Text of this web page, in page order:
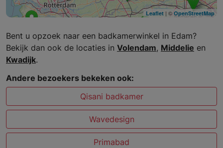
Leaflet | © OpenStreetMap
Bent u opzoek naar een badkamerwinkel in Edam?
Bekijk dan ook de locaties in Volendam, Middelie en
Kwadijk.
Andere bezoekers bekeken ook:
Qisani badkamer
Wavedesign
Primabad